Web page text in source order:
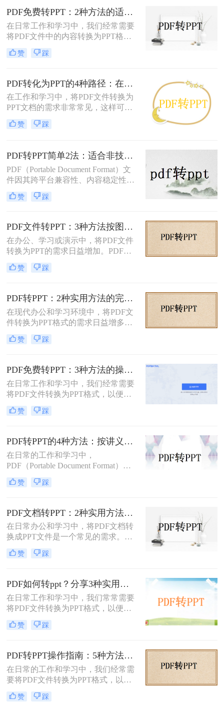
PDF免费转PPT：2种方法的适用场景和操作差异！
在日常工作和学习中，我们经常需要
将PDF文件中的内容转换为PPT格
式，以便于演示和分享。那么PDF如
何转化为PPT免费呢？以下是两种免
PPT的转换。
赞 踩
PDF转化为PPT的4种路径：在线、客户端、插件和手动各有什么区别！
在工作和学习中，将PDF文件转换为
PPT文档的需求非常常见，这样可以
方便地进行演示和分享。那么pdf如何
转化为ppt呢？本文将介绍四种常见的
求选择最合适的方式。
赞 踩
PDF转PPT简单2法：适合非技术用户的快速操作流程！
PDF（Portable Document Format）文
件因其跨平台兼容性、内容稳定性和
不易被篡改的特性，在文档分享、存
档和打印中得到了广泛应用。然而，
PPT（PowerPoint）格式，以便进行演
示、编辑或团队协作。那么PDF怎么
转换成PPT呢？本文将介绍两种将
PDF转换成PPT的方法。
赞 踩
PDF文件转PPT：3种方法按图文复杂度的转换精度排名！
在办公、学习或演示中，将PDF文件
转换为PPT的需求日益增加。PDF格
式虽然适合文档共享，但若需编辑或
重新排版内容，转换为PPT会更灵
本文将介绍几种简单实用的方法，帮
助您高效完成转换。
赞 踩
PDF转PPT：2种实用方法的完整操作流程和格式保留对比！
在现代办公和学习环境中，将PDF文
件转换为PPT格式的需求日益增多。
无论是为了更方便地编辑内容，还是
为了在演示文稿中更好地展示信息，
能。那么如何把PDF转换成PPT呢？
本文将介绍两种高效的PDF转PPT方
法，帮助您根据自己的需求选择最合
适的方式。
赞 踩
PDF免费转PPT：3种方法的操作步骤和常见报错处理!
在日常工作和学习中，我们经常需要
将PDF文件转换为PPT格式，以便进
行演示和分享。那么如何免费将pdf转
换成PPT呢？本文将介绍三种免费将
赞 踩
PDF转PPT的4种方法：按讲义、合同、报告3种文件类型选！
在日常的工作和学习中，
PDF（Portable Document Format）因
其格式稳定、跨平台兼容等优点而广
泛应用。然而，在某些场合下，我们
PPT（PowerPoint）格式，以便进行演
示或编辑。虽然PDF到PPT的转换可
能不如其他格式转换那样直接，但通
过一些方法和工具，我们仍然可以实
现这一目的。本文将详细介绍怎么把
pdf转换成ppt的几种方法，以及相关
赞 踩
PDF文档转PPT：2种实用方法的关键参数和输出对比！
在日常办公和学习中，将PDF文档转
换成PPT文件是一个常见的需求。
PDF文件因其跨平台性和格式稳定性
而广受欢迎，但在某些情况下，我们
以便进行演示、分享或编辑。那么pdf
文档如何转化成ppt呢？本文将介绍两
种将PDF文档转化成PPT的实用方
法。
赞 踩
PDF如何转ppt？分享3种实用的压缩方法！
在日常工作和学习中，我们常常需要
将PDF文件转换为PPT格式，以便进
行演示或进一步编辑。PDF文件以其
固定格式和跨平台的优势而广受欢
辑功能和动态展示效果。那么PDF如
何转PPT呢？本文将介绍三种将PDF
转换为PPT的方法，帮助您轻松完成
这一任务。
赞 踩
PDF转PPT操作指南：5种方法的具体操作流程和参数设置！
在日常的工作和学习中，我们经常需
要将PDF文件转换为PPT格式，以便
进行演示或编辑。PDF文件以其固定
格式和跨平台的优势而广受欢迎，但
赞 踩